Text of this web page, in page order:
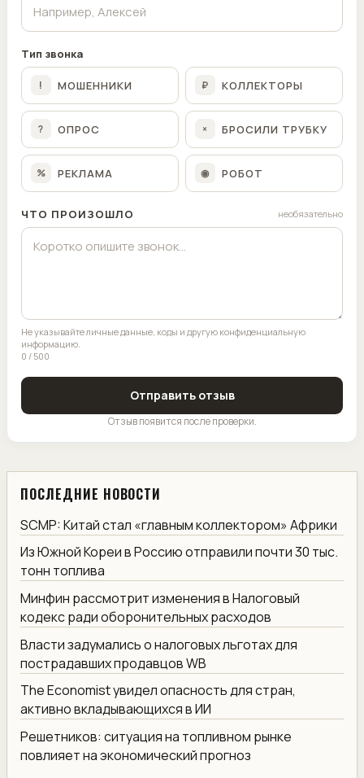
Тип звонка
! МОШЕННИКИ ₽ КОЛЛЕКТОРЫ
? ОПРОС × БРОСИЛИ ТРУБКУ
% РЕКЛАМА ◉ РОБОТ
ЧТО ПРОИЗОШЛО необязательно
Не указывайте личные данные, коды и другую конфиденциальную
информацию.
0 / 500
Отправить отзыв
Отзыв появится после проверки.
ПОСЛЕДНИЕ НОВОСТИ
SCMP: Китай стал «главным коллектором» Африки
Из Южной Кореи в Россию отправили почти 30 тыс.
тонн топлива
Минфин рассмотрит изменения в Налоговый
кодекс ради оборонительных расходов
Власти задумались о налоговых льготах для
пострадавших продавцов WB
The Economist увидел опасность для стран,
активно вкладывающихся в ИИ
Решетников: ситуация на топливном рынке
повлияет на экономический прогноз